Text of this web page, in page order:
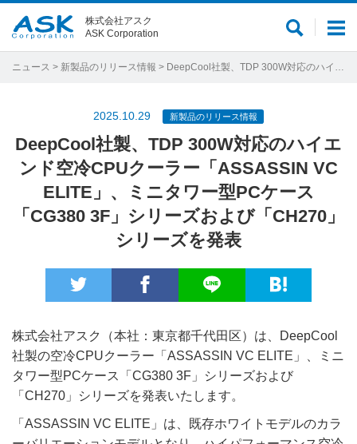
メ
ュ
サ
ト
株式会社アスク
ASK Corporation
ニュース > 新製品のリリース情報 > DeepCool社製、TDP 300W対応のハイエンド空冷CPUクーラー「ASSASSIN VC ELITE」、ミニタワー型PCケース「CG380 3F」シリーズおよび「CH270」シリーズを発表
2025.10.29 新製品のリリース情報
DeepCool社製、TDP 300W対応のハイエ
ンド空冷CPUクーラー「ASSASSIN VC
ELITE」、ミニタワー型PCケース
「CG380 3F」シリーズおよび「CH270」
シリーズを発表
株式会社アスク（本社：東京都千代田区）は、DeepCool
社製の空冷CPUクーラー「ASSASSIN VC ELITE」、ミニ
タワー型PCケース「CG380 3F」シリーズおよび
「CH270」シリーズを発表いたします。
「ASSASSIN VC ELITE」は、既存ホワイトモデルのカラ